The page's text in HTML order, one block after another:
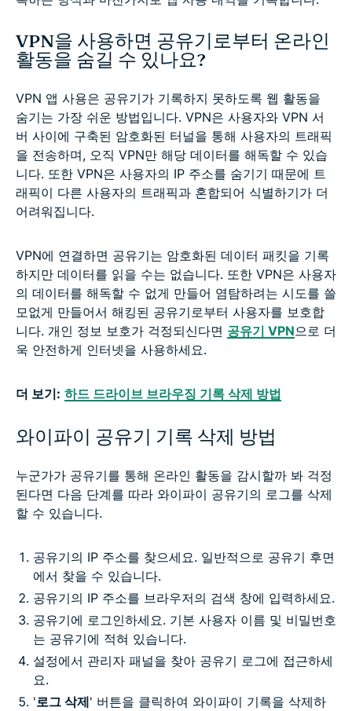
VPN을 사용하면 공유기로부터 온라인
활동을 숨길 수 있나요?
VPN 앱 사용은 공유기가 기록하지 못하도록 웹 활동을
숨기는 가장 쉬운 방법입니다. VPN은 사용자와 VPN 서
버 사이에 구축된 암호화된 터널을 통해 사용자의 트래픽
을 전송하며, 오직 VPN만 해당 데이터를 해독할 수 있습
니다. 또한 VPN은 사용자의 IP 주소를 숨기기 때문에 트
래픽이 다른 사용자의 트래픽과 혼합되어 식별하기가 더
어려워집니다.
VPN에 연결하면 공유기는 암호화된 데이터 패킷을 기록
하지만 데이터를 읽을 수는 없습니다. 또한 VPN은 사용자
의 데이터를 해독할 수 없게 만들어 염탐하려는 시도를 쓸
모없게 만들어서 해킹된 공유기로부터 사용자를 보호합
니다. 개인 정보 보호가 걱정되신다면 공유기 VPN으로 더
욱 안전하게 인터넷을 사용하세요.
더 보기: 하드 드라이브 브라우징 기록 삭제 방법
와이파이 공유기 기록 삭제 방법
누군가가 공유기를 통해 온라인 활동을 감시할까 봐 걱정
된다면 다음 단계를 따라 와이파이 공유기의 로그를 삭제
할 수 있습니다.
공유기의 IP 주소를 찾으세요. 일반적으로 공유기 후면
에서 찾을 수 있습니다.
공유기의 IP 주소를 브라우저의 검색 창에 입력하세요.
공유기에 로그인하세요. 기본 사용자 이름 및 비밀번호
는 공유기에 적혀 있습니다.
설정에서 관리자 패널을 찾아 공유기 로그에 접근하세
요.
'로그 삭제' 버튼을 클릭하여 와이파이 기록을 삭제하